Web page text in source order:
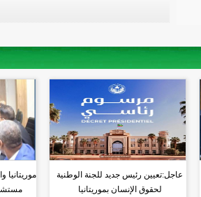
عاجل:تعيين رئيس جديد للجنة الوطنية
لحقوق الإنسان بموريتانيا
موريتانيا